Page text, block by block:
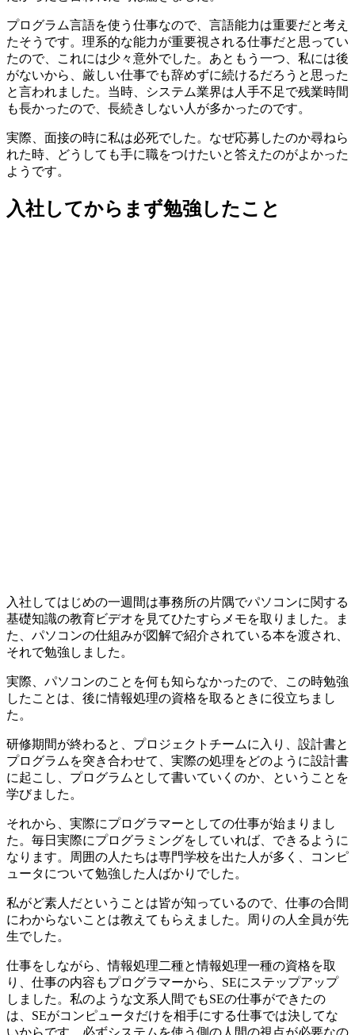
プログラム言語を使う仕事なので、言語能力は重要だと考え
たそうです。理系的な能力が重要視される仕事だと思ってい
たので、これには少々意外でした。あともう一つ、私には後
がないから、厳しい仕事でも辞めずに続けるだろうと思った
と言われました。 当時、システム業界は人手不足で残業時間
も長かったので、長続きしない人が多かったのです。
実際、面接の時に私は必死でした。なぜ応募したのか尋ねら
れた時、どうしても手に職をつけたいと答えたのがよかった
ようです。
入社してからまず勉強したこと
入社してはじめの一週間は事務所の片隅でパソコンに関する
基礎知識の教育ビデオを見てひたすらメモを取りました。ま
た、パソコンの仕組みが図解で紹介されている本を渡され、
それで勉強しました。
実際、パソコンのことを何も知らなかったので、この時勉強
したことは、後に情報処理の資格を取るときに役立ちまし
た。
研修期間が終わると、プロジェクトチームに入り、設計書と
プログラムを突き合わせて、実際の処理をどのように設計書
に起こし、プログラムとして書いていくのか、ということを
学びました。
それから、実際にプログラマーとしての仕事が始まりまし
た。毎日実際にプログラミングをしていれば、できるように
なります。周囲の人たちは専門学校を出た人が多く、コンピ
ュータについて勉強した人ばかりでした。
私がど素人だということは皆が知っているので、仕事の合間
にわからないことは教えてもらえました。周りの人全員が先
生でした。
仕事をしながら、情報処理二種と情報処理一種の資格を取
り
、仕事の内容もプログラマーから、SEにステップアップ
しました。私のような文系人間でもSEの仕事ができたの
は、SEがコンピュータだけを相手にする仕事では決してな